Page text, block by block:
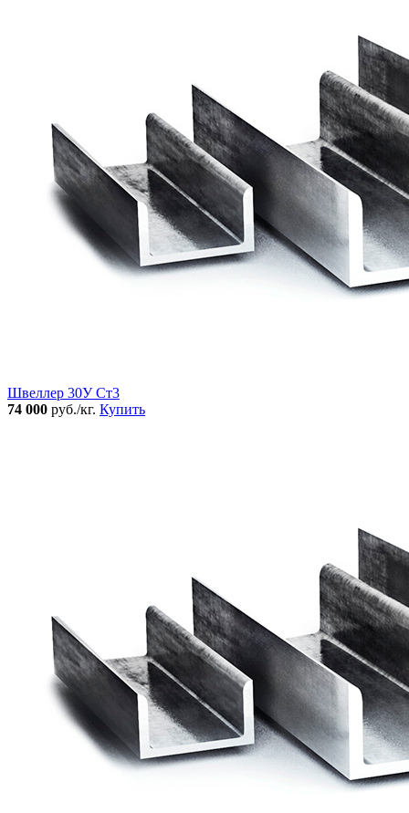
Швеллер 30У Ст3
74 000 руб./кг. Купить